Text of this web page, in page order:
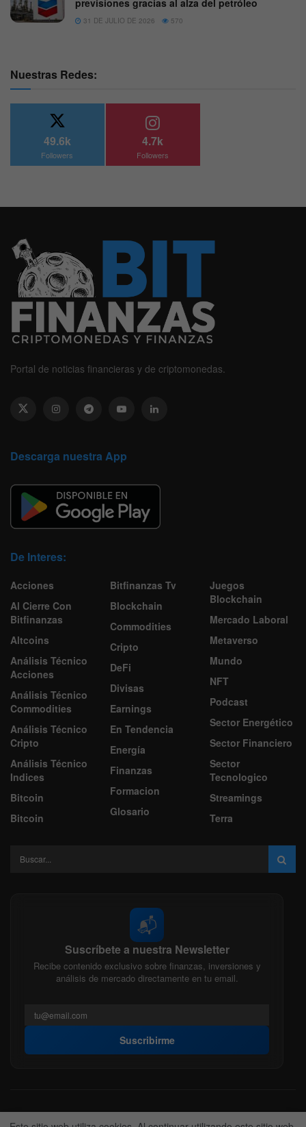
previsiones gracias al alza del petróleo
31 DE JULIO DE 2026 570
Nuestras Redes:
49.6k
Followers
4.7k
Followers
Portal de noticias financieras y de criptomonedas.
Descarga nuestra App
De Interes:
Acciones
Al Cierre Con
Bitfinanzas
Altcoins
Análisis Técnico
Acciones
Análisis Técnico
Commodities
Análisis Técnico
Cripto
Análisis Técnico
Indices
Bitcoin
Bitcoin
Bitfinanzas Tv
Blockchain
Commodities
Cripto
DeFi
Divisas
Earnings
En Tendencia
Energía
Finanzas
Formacion
Glosario
Juegos
Blockchain
Mercado Laboral
Metaverso
Mundo
NFT
Podcast
Sector Energético
Sector Financiero
Sector
Tecnologico
Streamings
Terra
📬
Suscríbete a nuestra Newsletter
Recibe contenido exclusivo sobre finanzas, inversiones y
análisis de mercado directamente en tu email.
Suscribirme
Acerca de nosotros Politica Editorial Nuestro Equipo